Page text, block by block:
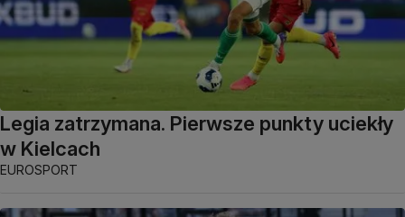
Legia zatrzymana. Pierwsze punkty uciekły
w Kielcach
EUROSPORT